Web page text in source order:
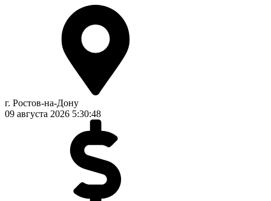
г. Ростов-на-Дону
09 августа 2026 5:30:48